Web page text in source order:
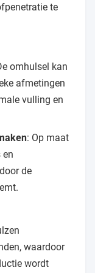
te
omhulsel kan
afmetingen
vulling en
: Op maat
en
de
waardoor
wordt